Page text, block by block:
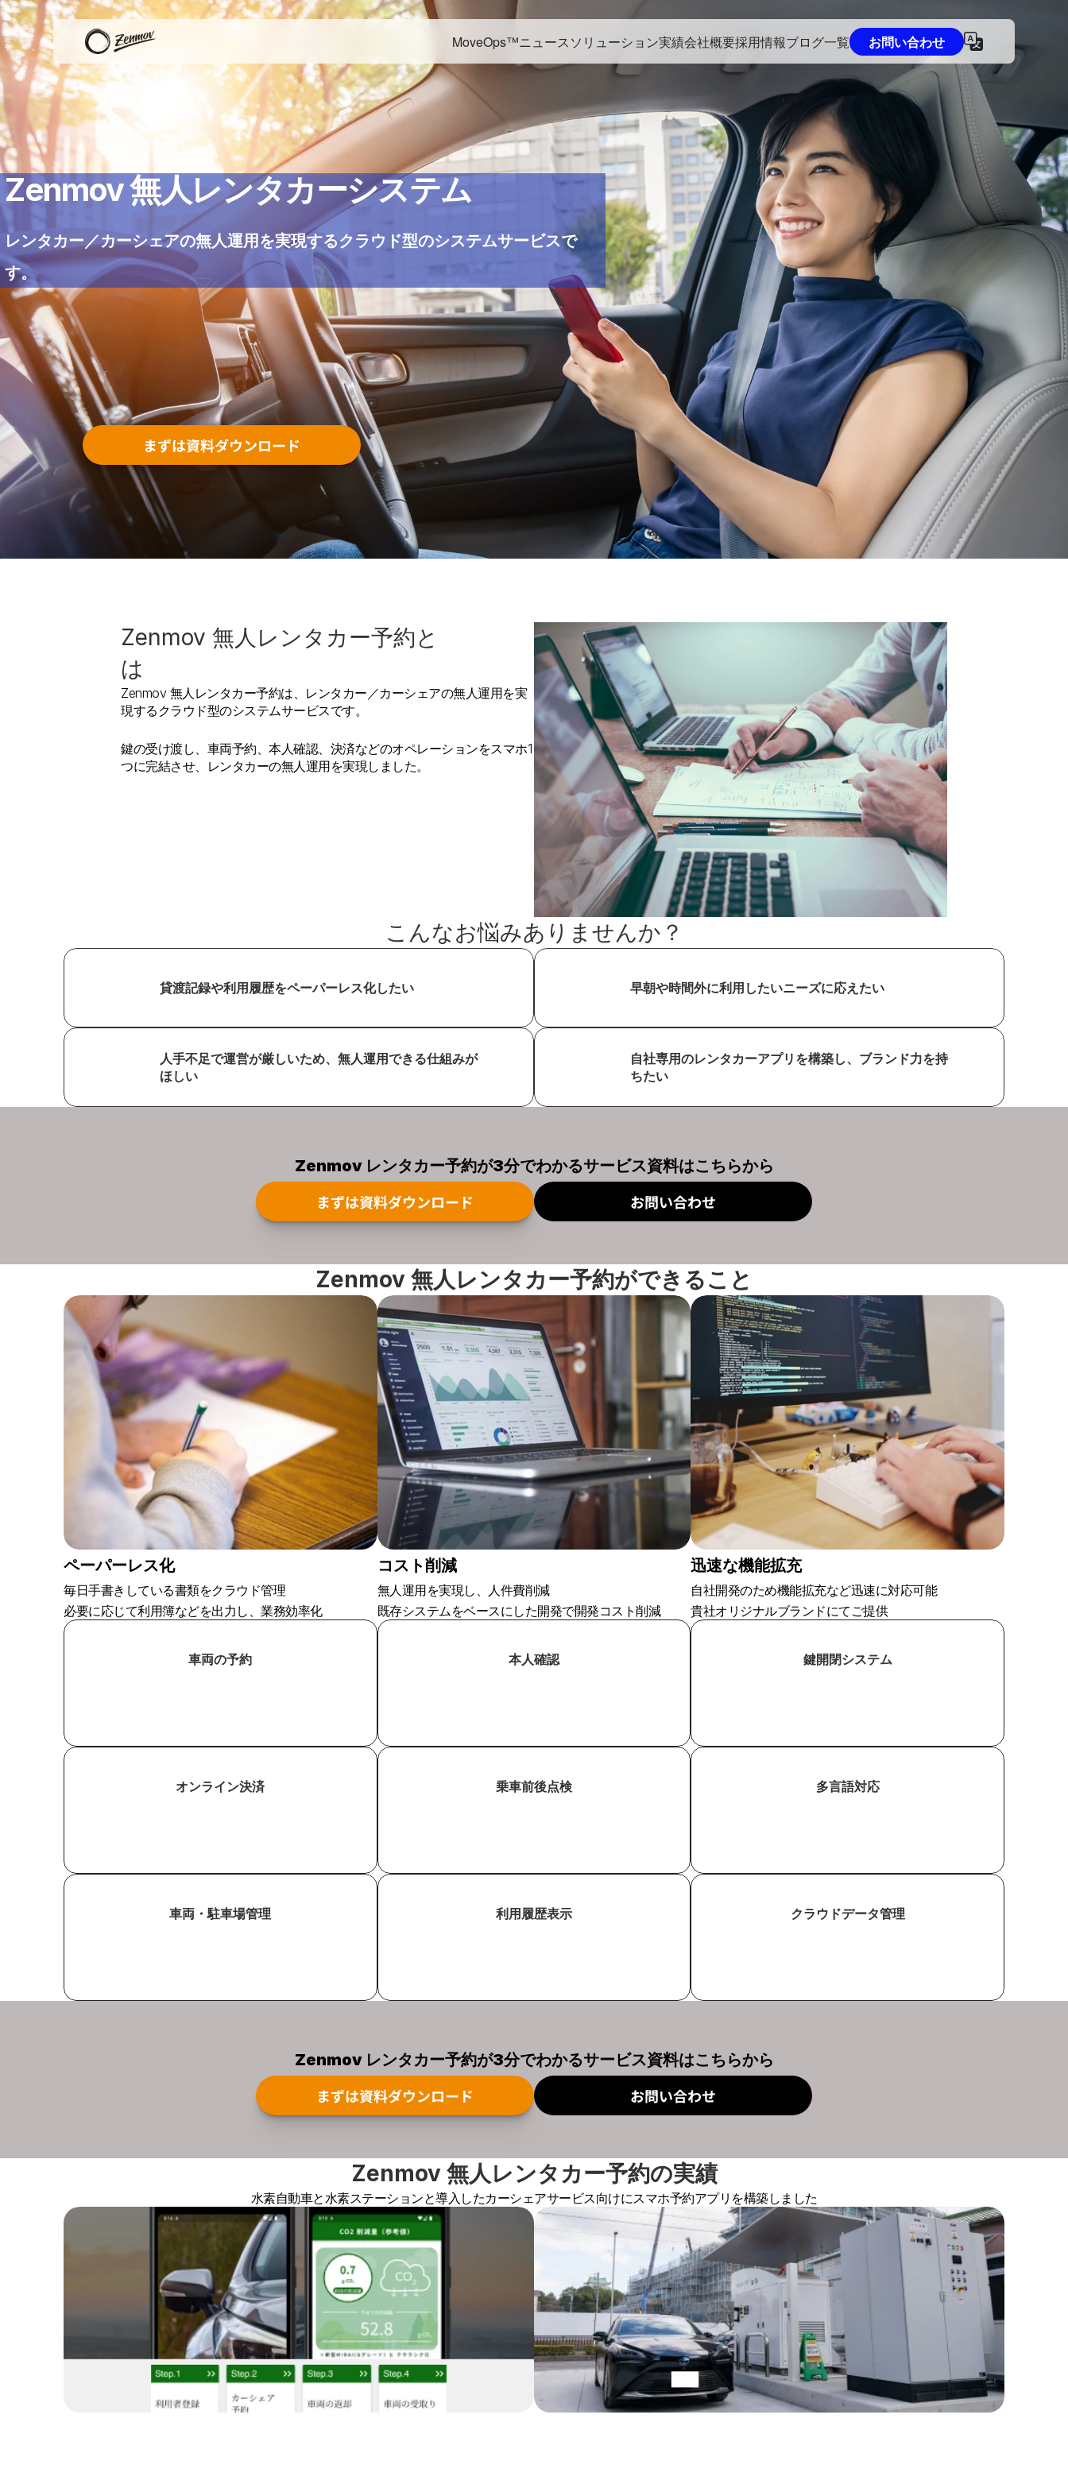
Zenmov 無人レンタカーシステム
レンタカー／カーシェアの無人運用を実現するクラウド型のシステムサービスで
す。
まずは資料ダウンロード
Zenmov 無人レンタカー予約と
は
Zenmov 無人レンタカー予約は、レンタカー／カーシェアの無人運用を実
現するクラウド型のシステムサービスです。
鍵の受け渡し、車両予約、本人確認、決済などのオペレーションをスマホ1
つに完結させ、レンタカーの無人運用を実現しました。
こんなお悩みありませんか？
貸渡記録や利用履歴をペーパーレス化したい 早朝や時間外に利用したいニーズに応えたい
人手不足で運営が厳しいため、無人運用できる仕組みが
ほしい
自社専用のレンタカーアプリを構築し、ブランド力を持
ちたい
Zenmov レンタカー予約が3分でわかるサービス資料はこちらから
まずは資料ダウンロード お問い合わせ
Zenmov 無人レンタカー予約ができること
ペーパーレス化
毎日手書きしている書類をクラウド管理
必要に応じて利用簿などを出力し、業務効率化
コスト削減
無人運用を実現し、人件費削減
既存システムをベースにした開発で開発コスト削減
迅速な機能拡充
自社開発のため機能拡充など迅速に対応可能
貴社オリジナルブランドにてご提供
車両の予約 本人確認 鍵開閉システム
オンライン決済 乗車前後点検 多言語対応
車両・駐車場管理 利用履歴表示 クラウドデータ管理
Zenmov レンタカー予約が3分でわかるサービス資料はこちらから
まずは資料ダウンロード お問い合わせ
Zenmov 無人レンタカー予約の実績
水素自動車と水素ステーションと導入したカーシェアサービス向けにスマホ予約アプリを構築しました
MoveOps™ニュース ソリューション実績会社概要採用情報ブログ一覧 お問い合わせ